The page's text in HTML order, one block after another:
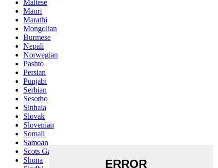
Maltese
Maori
Marathi
Mongolian
Burmese
Nepali
Norwegian
Pashto
Persian
Punjabi
Serbian
Sesotho
Sinhala
Slovak
Slovenian
Somali
Samoan
Scots Gaelic
Shona